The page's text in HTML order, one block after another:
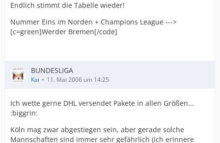
Endlich stimmt die Tabelle wieder!
Nummer Eins im Norden + Champions League --->
[c=green]Werder Bremen[/code]
BUNDESLIGA
Kai 11. Mai 2006 um 14:25
Ich wette gerne DHL versendet Pakete in allen Größen...
:biggrin:
Köln mag zwar abgestiegen sein, aber gerade solche
Mannschaften sind immer sehr gefährlich (ich erinnere